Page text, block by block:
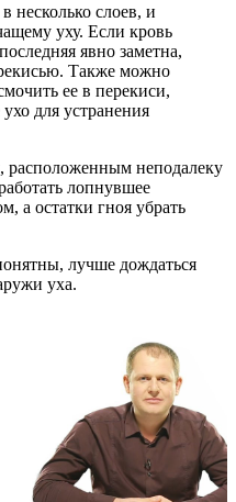
несколько слоев, и
уху. Если кровь
явно заметна,
Также можно
ее в перекиси,
для устранения
расположенным неподалеку
лопнувшее
а остатки гноя убрать
лучше дождаться
уха.